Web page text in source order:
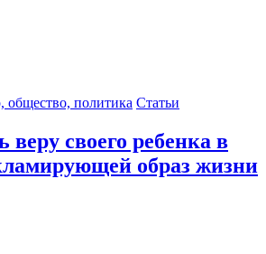
общество, политика Статьи
своего ребенка в
образ жизни